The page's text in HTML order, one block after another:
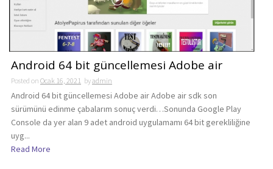
Android 64 bit güncellemesi Adobe air
Posted on Ocak 16, 2021 byadmin
Android 64 bit güncellemesi Adobe air Adobe air sdk son
sürümünü edinme çabalarım sonuç verdi…Sonunda Google Play
Console da yer alan 9 adet android uygulamamı 64 bit gerekliliğine
uyg...
Read More